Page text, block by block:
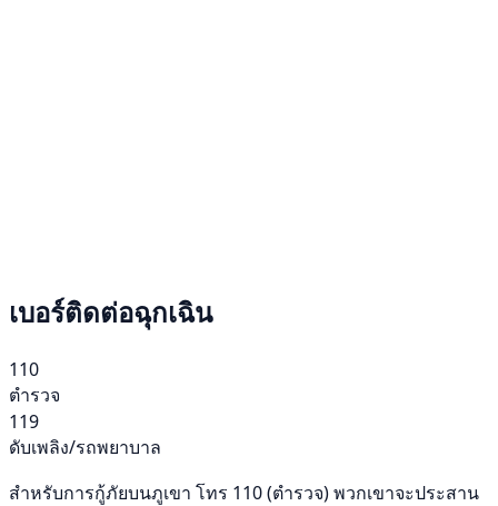
เบอร์ติดต่อฉุกเฉิน
110
ตำรวจ
119
ดับเพลิง/รถพยาบาล
สำหรับการกู้ภัยบนภูเขา โทร 110 (ตำรวจ) พวกเขาจะประสาน